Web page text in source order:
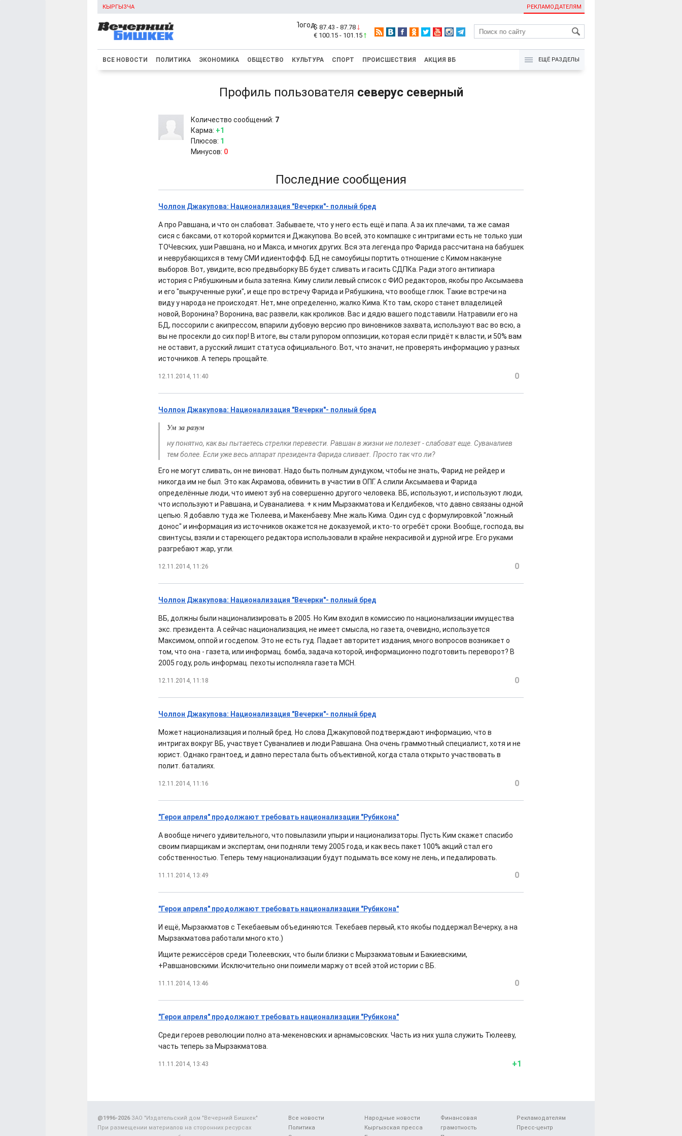
КЫРГЫЗЧА РЕКЛАМОДАТЕЛЯМ
KG
$ 87.43 - 87.78
€ 100.15 - 101.15
ВСЕ НОВОСТИ ПОЛИТИКА ЭКОНОМИКА ОБЩЕСТВО КУЛЬТУРА СПОРТ ПРОИСШЕСТВИЯ АКЦИЯ ВБ ЕЩЁ РАЗДЕЛЫ
Профиль пользователя северус северный
Количество сообщений: 7
Карма: +1
Плюсов: 1
Минусов: 0
Последние сообщения
Чолпон Джакупова: Национализация "Вечерки"- полный бред
А про Равшана, и что он слабоват. Забываете, что у него есть ещё и папа. А за их плечами, та же самая
сися с баксами, от которой кормится и Джакупова. Во всей, это компашке с интригами есть не только уши
ТОЧевских, уши Равшана, но и Макса, и многих других. Вся эта легенда про Фарида рассчитана на бабушек
и неврубающихся в тему СМИ идиентоффф. БД не самоубицы портить отношение с Кимом накануне
выборов. Вот, увидите, всю предвыборку ВБ будет сливать и гасить СДПКа. Ради этого антипиара
история с Рябушкиным и была затеяна. Киму слили левый список с ФИО редакторов, якобы про Аксымаева
и его "выкрученные руки", и еще про встречу Фарида и Рябушкина, что вообще глюк. Такие встречи на
виду у народа не происходят. Нет, мне определенно, жалко Кима. Кто там, скоро станет владелицей
новой, Воронина? Воронина, вас развели, как кроликов. Вас и дядю вашего подставили. Натравили его на
БД, поссорили с акипрессом, впарили дубовую версию про виновников захвата, используют вас во всю, а
вы не просекли до сих пор! В итоге, вы стали рупором оппозиции, которая если придёт к власти, и 50% вам
не оставит, а русский лишит статуса официального. Вот, что значит, не проверять информацию у разных
источников. А теперь прощайте.
12.11.2014, 11:40 0
Чолпон Джакупова: Национализация "Вечерки"- полный бред
Ум за разум
ну понятно, как вы пытаетесь стрелки перевести. Равшан в жизни не полезет - слабоват еще. Суваналиев
тем более. Если уже весь аппарат президента Фарида сливает. Просто так что ли?
Его не могут сливать, он не виноват. Надо быть полным дундуком, чтобы не знать, Фарид не рейдер и
никогда им не был. Это как Акрамова, обвинить в участии в ОПГ. А слили Аксымаева и Фарида
определённые люди, что имеют зуб на совершенно другого человека. ВБ, используют, и используют люди,
что используют и Равшана, и Суваналиева. + к ним Мырзакматова и Келдибеков, что давно связаны одной
цепью. Я добавлю туда же Тюлеева, и Макенбаеву. Мне жаль Кима. Один суд с формулировкой "ложный
донос" и информация из источников окажется не доказуемой, и кто-то огребёт сроки. Вообще, господа, вы
свинтусы, взяли и стареющего редактора использовали в крайне некрасивой и дурной игре. Его руками
разгребают жар, угли.
12.11.2014, 11:26 0
Чолпон Джакупова: Национализация "Вечерки"- полный бред
ВБ, должны были национализировать в 2005. Но Ким входил в комиссию по национализации имущества
экс. президента. А сейчас национализация, не имеет смысла, но газета, очевидно, используется
Максимом, оппой и госдепом. Это не есть гуд. Падает авторитет издания, много вопросов возникает о
том, что она - газета, или информац. бомба, задача которой, информационно подготовить переворот? В
2005 году, роль информац. пехоты исполняла газета МСН.
12.11.2014, 11:18 0
Чолпон Джакупова: Национализация "Вечерки"- полный бред
Может национализация и полный бред. Но слова Джакуповой подтверждают информацию, что в
интригах вокруг ВБ, участвует Суваналиев и люди Равшана. Она очень граммотный специалист, хотя и не
юрист. Однако грантоед, и давно перестала быть объективной, когда стала открыто участвовать в
полит. баталиях.
12.11.2014, 11:16 0
"Герои апреля" продолжают требовать национализации "Рубикона"
А вообще ничего удивительного, что повылазили упыри и национализаторы. Пусть Ким скажет спасибо
своим пиарщикам и экспертам, они подняли тему 2005 года, и как весь пакет 100% акций стал его
собственностью. Теперь тему национализации будут подымать все кому не лень, и педалировать.
11.11.2014, 13:49 0
"Герои апреля" продолжают требовать национализации "Рубикона"
И ещё, Мырзакматов с Текебаевым объединяются. Текебаев первый, кто якобы поддержал Вечерку, а на
Мырзакматова работали много кто.)
Ищите режиссёров среди Тюлеевских, что были близки с Мырзакматовым и Бакиевскими,
+Равшановскими. Исключительно они поимели маржу от всей этой истории с ВБ.
11.11.2014, 13:46 0
"Герои апреля" продолжают требовать национализации "Рубикона"
Среди героев революции полно ата-мекеновских и арнамысовских. Часть из них ушла служить Тюлееву,
часть теперь за Мырзакматова.
11.11.2014, 13:43 +1
Все новости
Политика
Народные новости
Кыргызская пресса
Финансовая
грамотность
Рекламодателям
Пресс-центр
@1996-2026ЗАО "Издательский дом "Вечерний Бишкек"
При размещении материалов на сторонних ресурсах